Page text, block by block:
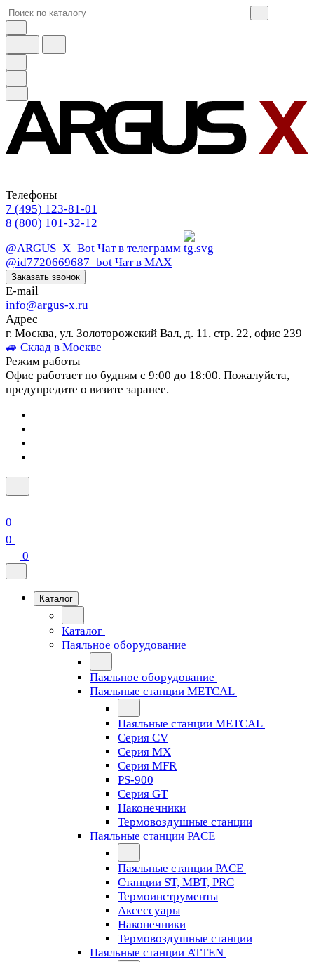
Телефоны
7 (495) 123-81-01
8 (800) 101-32-12
@ARGUS_X_Bot Чат в телеграмм
@id7720669687_bot Чат в МАХ
Заказать звонок
E-mail
info@argus-x.ru
Адрес
г. Москва, ул. Золоторожский Вал, д. 11, стр. 22, офис 239
🚙 Склад в Москве
Режим работы
Офис работает по будням с 9:00 до 18:00. Пожалуйста,
предупредите о визите заранее.
0
0
0
Каталог
Каталог
Паяльное оборудование
Паяльное оборудование
Паяльные станции METCAL
Паяльные станции METCAL
Серия CV
Серия MX
Серия MFR
PS-900
Серия GT
Наконечники
Термовоздушные станции
Паяльные станции PACE
Паяльные станции PACE
Станции ST, MBT, PRC
Термоинструменты
Аксессуары
Наконечники
Термовоздушные станции
Паяльные станции ATTEN